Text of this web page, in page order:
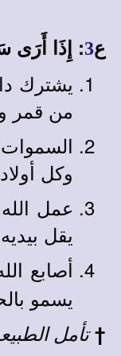
ع3: إِذَا أَرَى
يشترك
من قمر
السموات
وكل
عمل
يقل
أصابع
يسمو
†تأمل